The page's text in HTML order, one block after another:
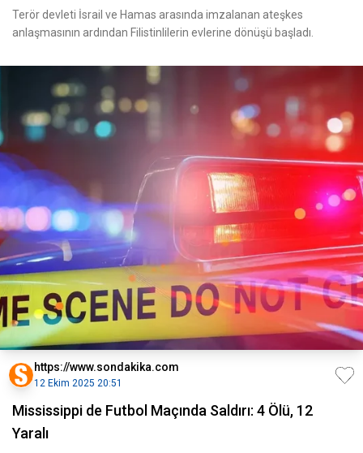
Terör devleti İsrail ve Hamas arasında imzalanan ateşkes
anlaşmasının ardından Filistinlilerin evlerine dönüşü başladı.
https://www.sondakika.com
12 Ekim 2025 20:51
Mississippi de Futbol Maçında Saldırı: 4 Ölü, 12
Yaralı